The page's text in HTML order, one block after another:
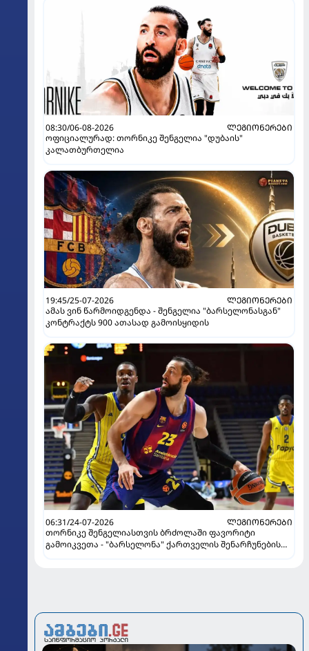
08:30/06-08-2026
ᲚᲔᲒᲘᲝᲜᲔᲠᲔᲑᲘ
ოფიციალურად: თორნიკე შენგელია "დუბაის"
კალათბურთელია
19:45/25-07-2026
ᲚᲔᲒᲘᲝᲜᲔᲠᲔᲑᲘ
ამას ვინ წარმოიდგენდა - შენგელია "ბარსელონასგან"
კონტრაქტს 900 ათასად გამოისყიდის
06:31/24-07-2026
ᲚᲔᲒᲘᲝᲜᲔᲠᲔᲑᲘ
თორნიკე შენგელიასთვის ბრძოლაში ფავორიტი
გამოიკვეთა - "ბარსელონა" ქართველის შენარჩუნების